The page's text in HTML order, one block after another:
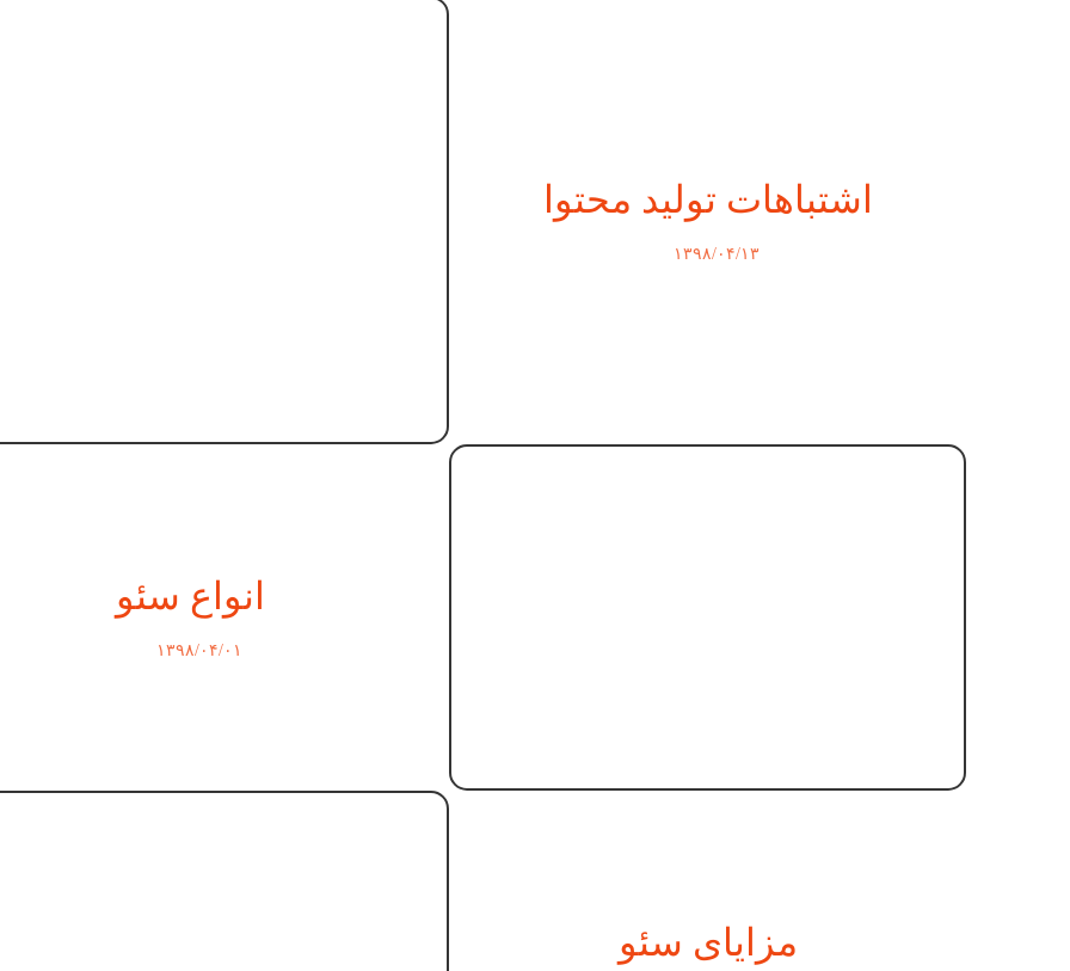
اشتباهات تولید محتوا
۱۳۹۸/۰۴/۱۳
انواع سئو
۱۳۹۸/۰۴/۰۱
مزایای سئو